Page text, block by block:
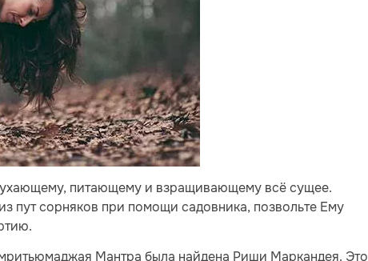
питающему и взращивающему всё сущее.
пут сорняков при помощи садовника, позвольте Ему
Мантра была найдена Риши Маркандея. Это